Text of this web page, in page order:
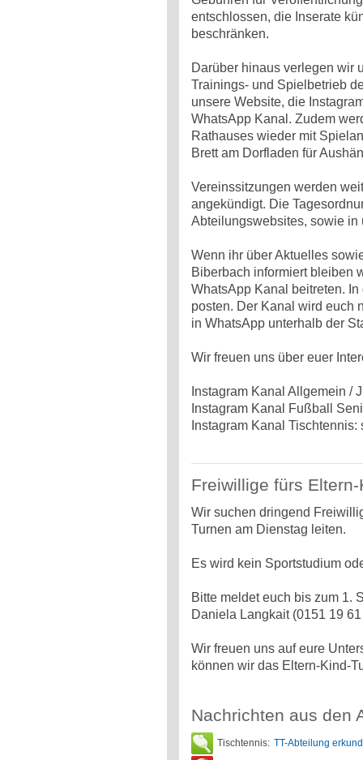
entschlossen, die Inserate
beschränken.
Darüber hinaus verlegen wir
Trainings- und Spielbetrieb
unsere Website, die
WhatsApp Kanal. Zudem
Rathauses wieder mit
Brett am Dorfladen für
Vereinssitzungen werden
angekündigt. Die
Abteilungswebsites, sowie in
Wenn ihr über Aktuelles
Biberbach informiert bleiben
WhatsApp Kanal beitreten.
posten. Der Kanal wird euch
in WhatsApp unterhalb der
Wir freuen uns über euer
Instagram Kanal Allgemein /
Instagram Kanal Fußball
Instagram Kanal
Freiwillige fürs
Wir suchen dringend
Turnen am Dienstag leiten.
Es wird kein Sportstudium
Bitte meldet euch bis zum 1.
Daniela Langkait (0151 19
Wir freuen uns auf eure
können wir das Eltern-Kind-
Nachrichten aus den
Tischtennis: TT-Abteilung